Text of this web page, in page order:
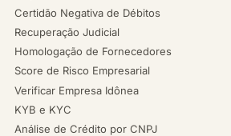
Certidão Negativa de Débitos
Recuperação Judicial
Homologação de Fornecedores
Score de Risco Empresarial
Verificar Empresa Idônea
KYB e KYC
Análise de Crédito por CNPJ